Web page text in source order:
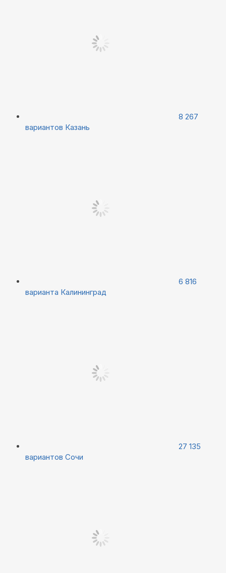
8 267
вариантов Казань
6 816
варианта Калининград
27 135
вариантов Сочи